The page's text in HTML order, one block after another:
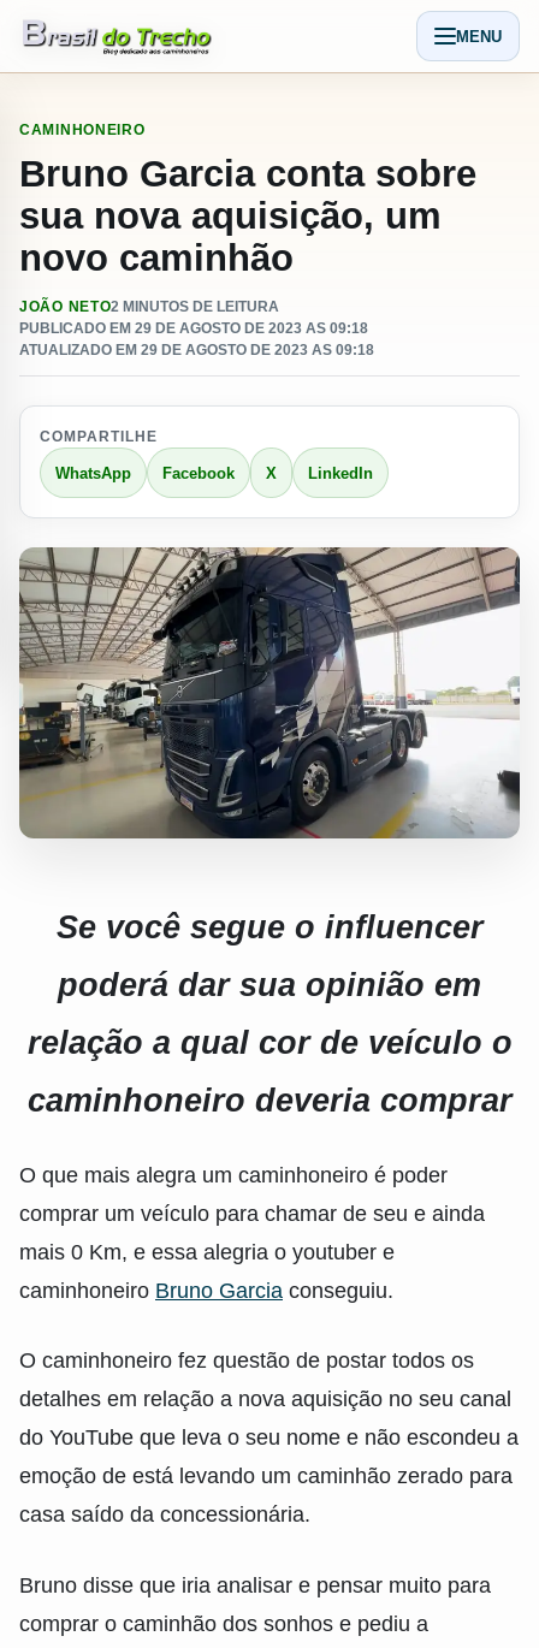
Abrir
MENU
CAMINHONEIRO
Bruno Garcia conta sobre
sua nova aquisição, um
novo caminhão
JOÃO NETO2 MINUTOS DE LEITURA
PUBLICADO EM 29 DE AGOSTO DE 2023 AS 09:18
ATUALIZADO EM 29 DE AGOSTO DE 2023 AS 09:18
COMPARTILHE
WhatsApp Facebook X LinkedIn
Se você segue o influencer
poderá dar sua opinião em
relação a qual cor de veículo o
caminhoneiro deveria comprar
O que mais alegra um caminhoneiro é poder
comprar um veículo para chamar de seu e ainda
mais 0 Km, e essa alegria o youtuber e
caminhoneiro Bruno Garcia conseguiu.
O caminhoneiro fez questão de postar todos os
detalhes em relação a nova aquisição no seu canal
do YouTube que leva o seu nome e não escondeu a
emoção de está levando um caminhão zerado para
casa saído da concessionária.
Bruno disse que iria analisar e pensar muito para
comprar o caminhão dos sonhos e pediu a